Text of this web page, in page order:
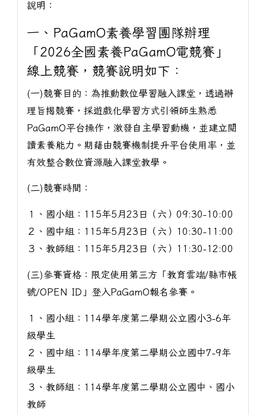
說明：
一、PaGamO素養學習團隊辦理
「2026全國素養PaGamO電競賽」
線上競賽，競賽說明如下：
(一)競賽目的：為推動數位學習融入課堂，透過辦
理旨揭競賽，採遊戲化學習方式引領師生熟悉
PaGamO平台操作，激發自主學習動機，並建立閱
讀素養能力。期藉由競賽機制提升平台使用率，並
有效整合數位資源融入課堂教學。
(二)競賽時間：
１、國小組：115年5月23日（六）09:30-10:00
２、國中組：115年5月23日（六）10:30-11:00
３、教師組：115年5月23日（六）11:30-12:00
(三)參賽資格：限定使用第三方「教育雲端/縣市帳
號/OPEN ID」登入PaGamO報名參賽。
１、國小組：114學年度第二學期公立國小3-6年
級學生
２、國中組：114學年度第二學期公立國中7-9年
級學生
３、教師組：114學年度第二學期公立國中、國小
教師